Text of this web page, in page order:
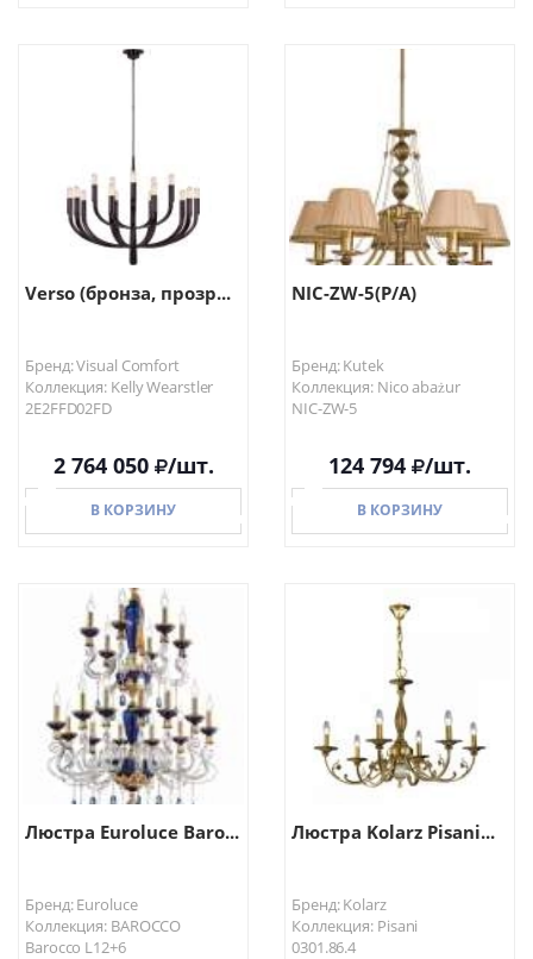
Verso (бронза, прозр...
Бренд: Visual Comfort
Коллекция: Kelly Wearstler
2E2FFD02FD
2 764 050 /шт.
В КОРЗИНУ
В КОРЗИНУ
NIC-ZW-5(P/A)
Бренд: Kutek
Коллекция: Nico abażur
NIC-ZW-5
124 794 /шт.
В КОРЗИНУ
В КОРЗИНУ
Люстра Euroluce Baro...
Бренд: Euroluce
Коллекция: BAROCCO
Barocco L12+6
Люстра Kolarz Pisani...
Бренд: Kolarz
Коллекция: Pisani
0301.86.4